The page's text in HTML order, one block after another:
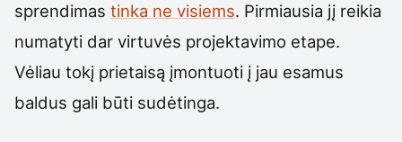
sprendimas tinka ne visiems. Pirmiausia jį reikia
numatyti dar virtuvės projektavimo etape.
Vėliau tokį prietaisą įmontuoti į jau esamus
baldus gali būti sudėtinga.